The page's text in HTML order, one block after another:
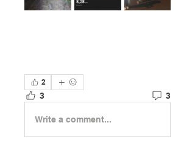
2
3 3
Write a comment...